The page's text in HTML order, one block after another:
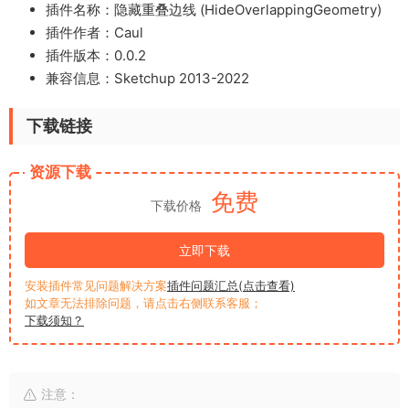
插件名称：隐藏重叠边线 (HideOverlappingGeometry)
插件作者：Caul
插件版本：0.0.2
兼容信息：Sketchup 2013-2022
下载链接
资源下载
下载价格 免费
立即下载
安装插件常见问题解决方案插件问题汇总(点击查看)
如文章无法排除问题，请点击右侧联系客服；
下载须知？
注意：